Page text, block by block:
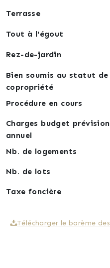
Terrasse
Tout à l'égout
Rez-de-jardin
Bien soumis au statut de
copropriété
Procédure en cours
Charges budget
annuel
Nb. de logements
Nb. de lots
Taxe foncière
Télécharger le barème